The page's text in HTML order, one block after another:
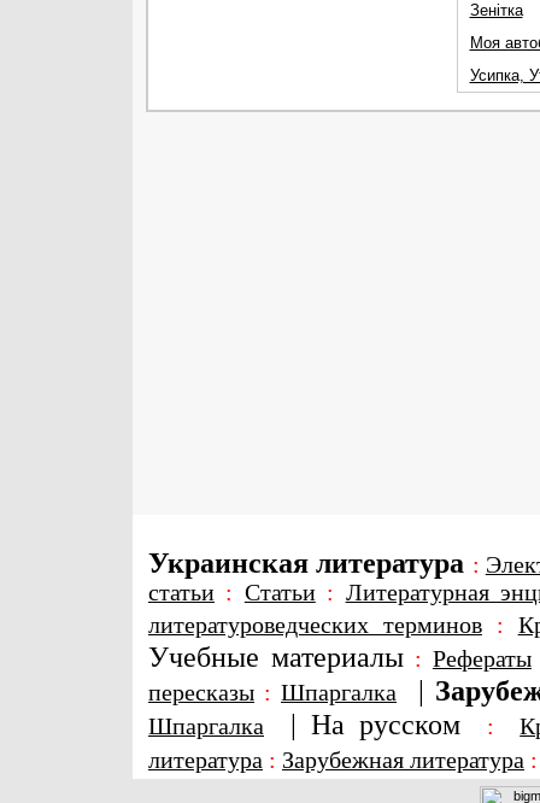
Зенітка
Моя
Усипка,
Украинская литература :
статьи : Статьи: Литературная
литературоведческих терминов:
Учебные материалы : Рефераты
пересказы : Шпаргалка |
Шпаргалка | На русском :
литература : Зарубежная литература